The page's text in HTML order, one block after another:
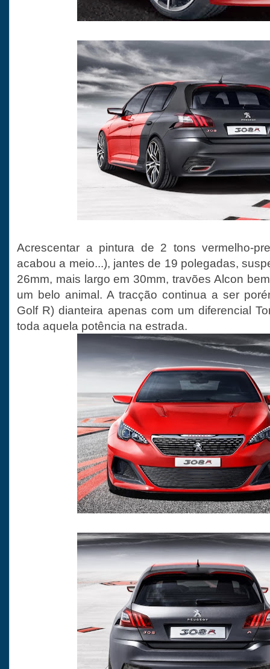
Acrescentar a pintura de 2 tons vermelho-
acabou a meio...), jantes de 19 polegadas,
26mm, mais largo em 30mm, travões Alcon
um belo animal. A tracção continua a ser
Golf R) dianteira apenas com um diferencial
toda aquela potência na estrada.